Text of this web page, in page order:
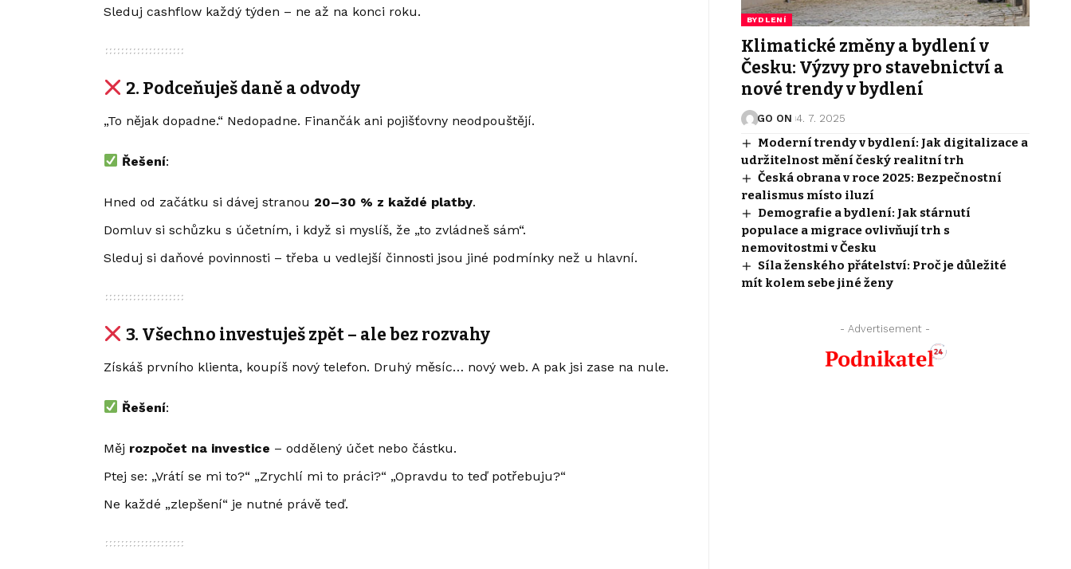
Sleduj cashflow každý týden – ne až na konci roku.
2. Podceňuješ daně a odvody
„To nějak dopadne.“ Nedopadne. Finančák ani pojišťovny neodpouštějí.
Řešení:
Hned od začátku si dávej stranou 20–30 % z každé platby.
Domluv si schůzku s účetním, i když si myslíš, že „to zvládneš sám“.
Sleduj si daňové povinnosti – třeba u vedlejší činnosti jsou jiné podmínky než u hlavní.
3. Všechno investuješ zpět – ale bez rozvahy
Získáš prvního klienta, koupíš nový telefon. Druhý měsíc… nový web. A pak jsi zase na nule.
Řešení:
Měj rozpočet na investice – oddělený účet nebo částku.
Ptej se: „Vrátí se mi to?“ „Zrychlí mi to práci?“ „Opravdu to teď potřebuju?“
Ne každé „zlepšení“ je nutné právě teď.
BYDLENÍ
Klimatické změny a bydlení v
Česku: Výzvy pro stavebnictví a
nové trendy v bydlení
GO ON 4. 7. 2025
Moderní trendy v bydlení: Jak digitalizace a
udržitelnost mění český realitní trh
Česká obrana v roce 2025: Bezpečnostní
realismus místo iluzí
Demografie a bydlení: Jak stárnutí
populace a migrace ovlivňují trh s
nemovitostmi v Česku
Síla ženského přátelství: Proč je důležité
mít kolem sebe jiné ženy
- Advertisement -